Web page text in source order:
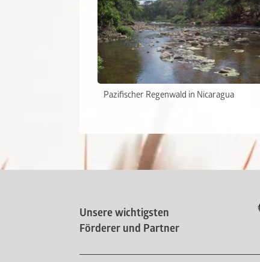
Pazifischer Regenwald in Nicaragua
Unsere wichtigsten
Förderer und Partner